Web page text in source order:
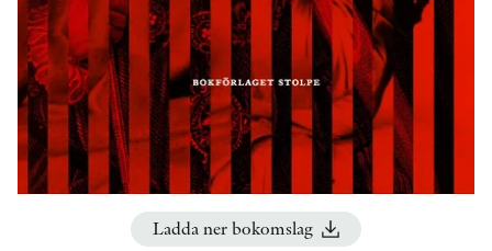
Ladda ner bokomslag